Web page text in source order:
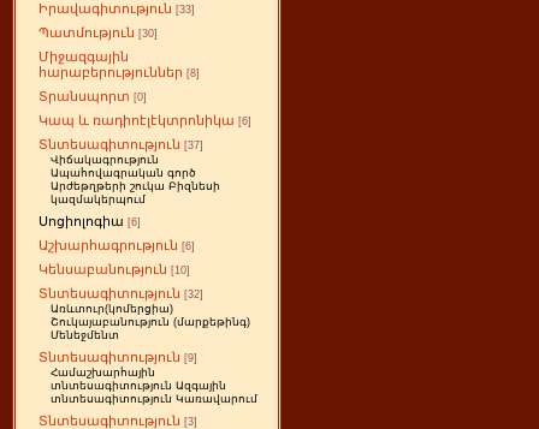
Իրավագիտություն [33]
Պատմություն [30]
Միջազգային
հարաբերություններ [8]
Տրանսպորտ [0]
Կապ և ռադիոէլէկտրոնիկա [6]
Տնտեսագիտություն [37]
Վիճակագրություն
Ապահովագրական գործ
Արժեթղթերի շուկա Բիզնեսի
կազմակերպում
Սոցիոլոգիա [6]
Աշխարհագրություն [6]
Կենսաբանություն [10]
Տնտեսագիտություն [32]
Առևտուր(կոմերցիա)
Շուկայաբանություն (մարքեթինգ)
Մենեջմենտ
Տնտեսագիտություն [9]
Համաշխարհային
տնտեսագիտություն Ազգային
տնտեսագիտություն Կառավարում
Տնտեսագիտություն [3]